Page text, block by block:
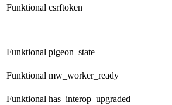
Funktional csrftoken
Funktional pigeon_state
Funktional mw_worker_ready
Funktional has_interop_upgraded